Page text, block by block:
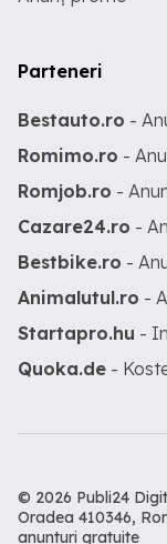
Parteneri
Bestauto.ro -
Romimo.ro -
Romjob.ro -
Cazare24.ro -
Bestbike.ro -
Animalutul.ro -
Startapro.hu -
Quoka.de -
© 2026 Publi24
Oradea 410346,
anunturi gratuite